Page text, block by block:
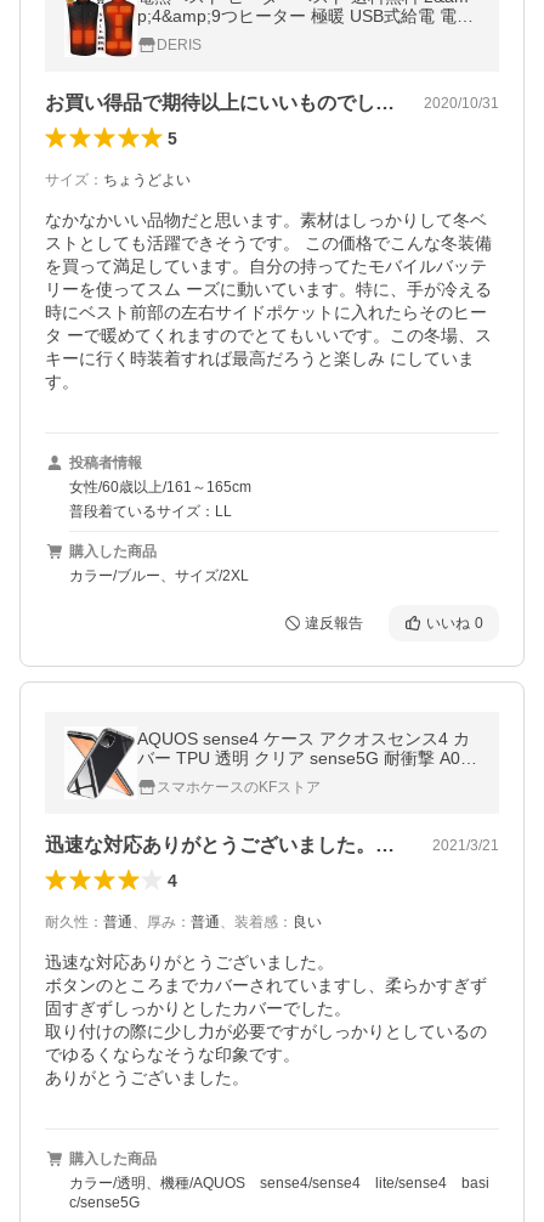
p;4&amp;9つヒーター 極暖 USB式給電 電熱
ウェア 3段温度調整 防寒 薄くて軽い 秋冬用
通勤 冷え性に対応
DERIS
お買い得品で期待以上にいいものでした。 2020/10/31
5
サイズ ： ちょうどよい
なかなかいい品物だと思います。素材はしっかりして冬ベ
ストとしても活躍できそうです。 この価格でこんな冬装備
を買って満足しています。自分の持ってたモバイルバッテ
リーを使ってスム ーズに動いています。特に、手が冷える
時にベスト前部の左右サイドポケットに入れたらそのヒー
タ ーで暖めてくれますのでとてもいいです。この冬場、ス
キーに行く時装着すれば最高だろうと楽しみ にしていま
す。
投稿者情報
女性/60歳以上/161～165cm
普段着ているサイズ：LL
購入した商品
カラー/ブルー、サイズ/2XL
違反報告 いいね 0
AQUOS sense4 ケース アクオスセンス4 カ
バー TPU 透明 クリア sense5G 耐衝撃 A003
SH A004SH SH-41A SH41A SHG03 SH-53A
SH53A ソフト スマホケース
スマホケースのKFストア
迅速な対応ありがとうございました。また… 2021/3/21
4
耐久性 ： 普通、 厚み ： 普通、 装着感 ： 良い
迅速な対応ありがとうございました。
ボタンのところまでカバーされていますし、柔らかすぎず
固すぎずしっかりとしたカバーでした。
取り付けの際に少し力が必要ですがしっかりとしているの
でゆるくならなそうな印象です。
ありがとうございました。
購入した商品
カラー/透明、機種/AQUOS sense4/sense4 lite/sense4 basi
c/sense5G